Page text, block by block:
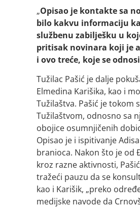
„Opisao je kontakte sa
bilo kakvu informaciju
službenu zabilješku u
pritisak novinara koji je
i ovo treće, koje se
Tužilac Pašić je dalje
Elmedina Karišika, kao i
Tužilaštva. Pašić je tokom
Tužilaštvom, odnosno sa
obojice osumnjičenih
Opisao je i ispitivanje
branioca. Nakon što je od
kroz razne aktivnosti,
tražeći pauzu da se
kao i Karišik, „preko
medijske navode da